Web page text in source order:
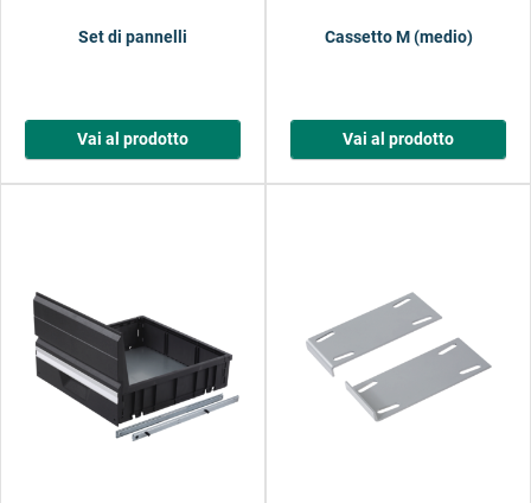
Set di pannelli
Vai al prodotto
Cassetto M (medio)
Vai al prodotto